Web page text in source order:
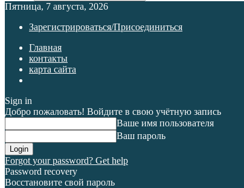
Пятница, 7 августа, 2026
Зарегистрироваться/Присоединиться
Главная
контакты
карта сайта
Sign in
Добро пожаловать! Войдите в свою учётную запись
Ваше имя пользователя
Ваш пароль
Forgot your password? Get help
Password recovery
Восстановите свой пароль